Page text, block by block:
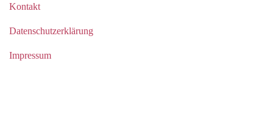
Kontakt
Datenschutzerklärung
Impressum